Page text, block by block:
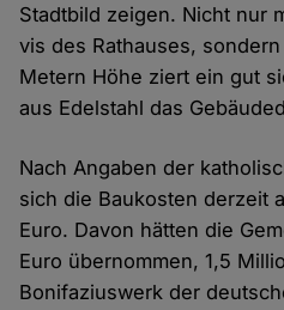
Stadtbild zeigen. Nicht nur
vis des Rathauses,
Metern Höhe ziert ein gut
aus Edelstahl das
Nach Angaben der
sich die Baukosten derzeit
Euro. Davon hätten die
Euro übernommen, 1,5
Bonifaziuswerk der